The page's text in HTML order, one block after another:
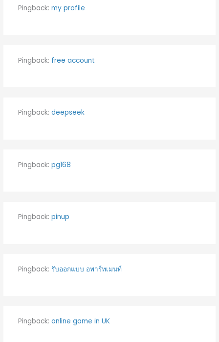
Pingback: my profile
Pingback: free account
Pingback: deepseek
Pingback: pg168
Pingback: pinup
Pingback: รับออกแบบ อพาร์ทเมนท์
Pingback: online game in UK